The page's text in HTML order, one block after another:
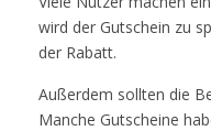
wird der Gutschein zu
der Rabatt.
Außerdem sollten die
Manche Gutscheine